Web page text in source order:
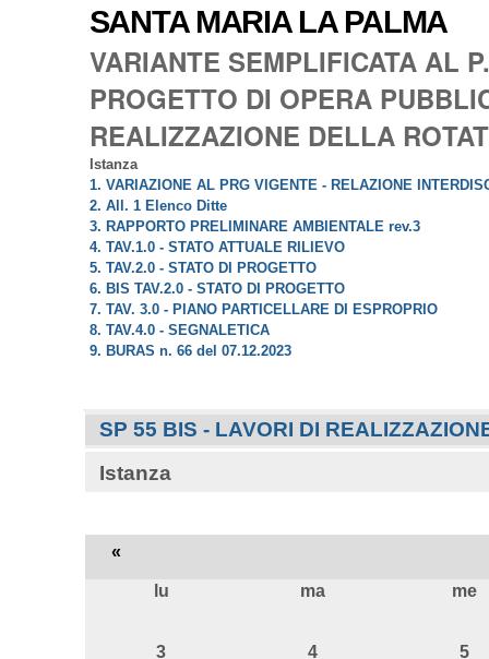
SANTA MARIA LA PALMA
VARIANTE SEMPLIFICATA AL
PROGETTO DI OPERA
REALIZZAZIONE DELLA
Istanza
1. VARIAZIONE AL PRG VIGENTE - RELAZIONE
2. All. 1 Elenco Ditte
3. RAPPORTO PRELIMINARE AMBIENTALE rev.3
4. TAV.1.0 - STATO ATTUALE RILIEVO
5. TAV.2.0 - STATO DI PROGETTO
6. BIS TAV.2.0 - STATO DI PROGETTO
7. TAV. 3.0 - PIANO PARTICELLARE DI ESPROPRIO
8. TAV.4.0 - SEGNALETICA
9. BURAS n. 66 del 07.12.2023
Navigazione
SP 55 BIS - LAVORI DI
Istanza
«
lu ma me
3 4
5